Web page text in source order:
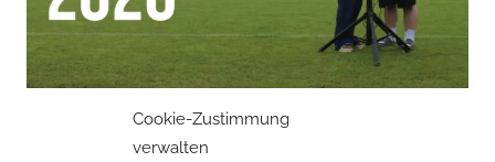
Cookie-Zustimmung
verwalten
Mehr laden